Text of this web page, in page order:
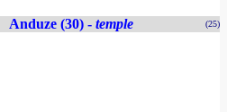
Anduze (30) - temple (25)